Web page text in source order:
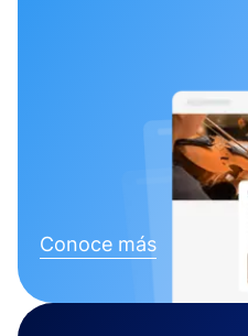
Conoce más